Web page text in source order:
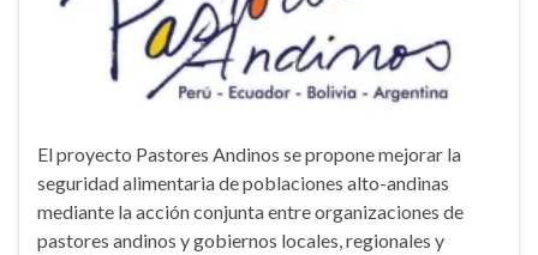
El proyecto Pastores Andinos se propone mejorar la
seguridad alimentaria de poblaciones alto-andinas
mediante la acción conjunta entre organizaciones de
pastores andinos y gobiernos locales, regionales y